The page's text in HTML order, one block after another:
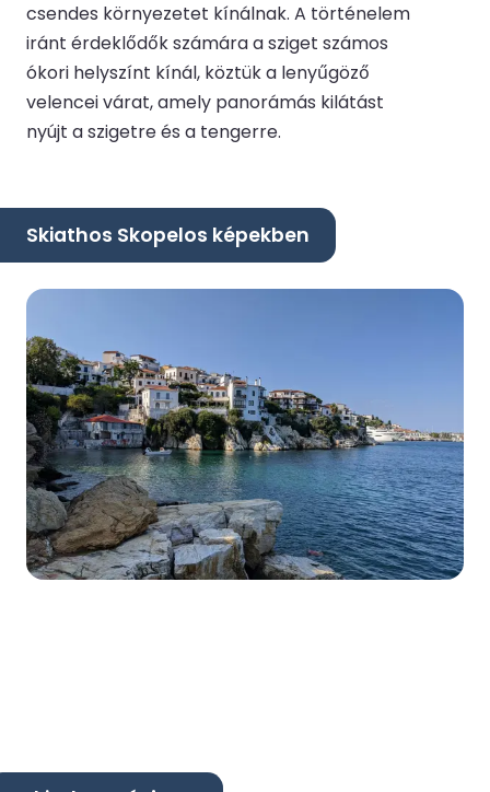
csendes környezetet kínálnak. A történelem
iránt érdeklődők számára a sziget számos
ókori helyszínt kínál, köztük a lenyűgöző
velencei várat, amely panorámás kilátást
nyújt a szigetre és a tengerre.
Skiathos Skopelos képekben